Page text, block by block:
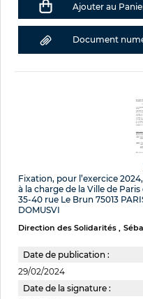
Ajouter au
Document
Fixation, pour l’exercice
à la charge de la Ville de Paris
35-40 rue Le Brun 75013
DOMUSVI
Direction des Solidarités
Date de publication :
29/02/2024
Date de la signature :